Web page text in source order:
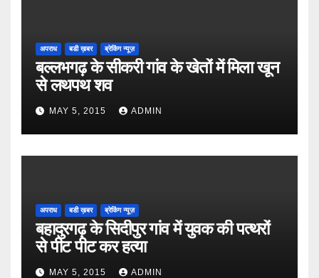
अपराध बडी ख़बर ब्रेकिंग न्यूज़
बल्लभगढ़ के सीकरी गांव के खेतों में मिला खून
से लथपथ शव
MAY 5, 2015 ADMIN
अपराध बडी ख़बर ब्रेकिंग न्यूज़
बहादुरगढ़ के सिदीपुर गांव में युवक की पत्थरों
से पीट पीट कर हत्या
MAY 5, 2015 ADMIN